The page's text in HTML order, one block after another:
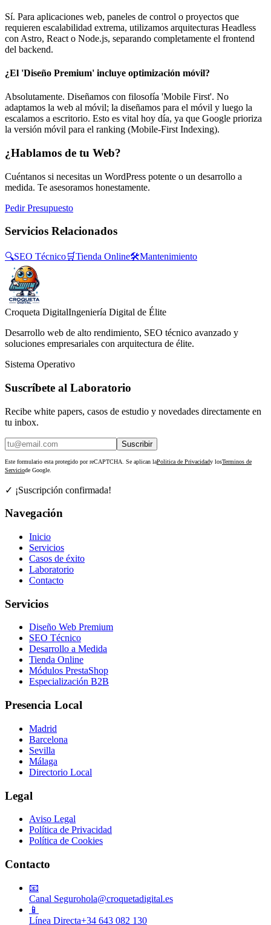
Sí. Para aplicaciones web, paneles de control o proyectos que
requieren escalabilidad extrema, utilizamos arquitecturas Headless
con Astro, React o Node.js, separando completamente el frontend
del backend.
¿El 'Diseño Premium' incluye optimización móvil?
Absolutamente. Diseñamos con filosofía 'Mobile First'. No
adaptamos la web al móvil; la diseñamos para el móvil y luego la
escalamos a escritorio. Esto es vital hoy día, ya que Google prioriza
la versión móvil para el ranking (Mobile-First Indexing).
¿Hablamos de tu Web?
Cuéntanos si necesitas un WordPress potente o un desarrollo a
medida. Te asesoramos honestamente.
Pedir Presupuesto
Servicios Relacionados
🔍SEO Técnico🛒Tienda Online🛠️Mantenimiento
Croqueta DigitalIngeniería Digital de Élite
Desarrollo web de alto rendimiento, SEO técnico avanzado y
soluciones empresariales con arquitectura de élite.
Sistema Operativo
Suscríbete al Laboratorio
Recibe white papers, casos de estudio y novedades directamente en
tu inbox.
Suscribir
Este formulario esta protegido por reCAPTCHA. Se aplican laPolitica de Privacidady losTerminos de
Serviciode Google.
✓ ¡Suscripción confirmada!
Navegación
Inicio
Servicios
Casos de éxito
Laboratorio
Contacto
Servicios
Diseño Web Premium
SEO Técnico
Desarrollo a Medida
Tienda Online
Módulos PrestaShop
Especialización B2B
Presencia Local
Madrid
Barcelona
Sevilla
Málaga
Directorio Local
Legal
Aviso Legal
Política de Privacidad
Política de Cookies
Contacto
📧
Canal Segurohola@croquetadigital.es
📱
Línea Directa+34 643 082 130